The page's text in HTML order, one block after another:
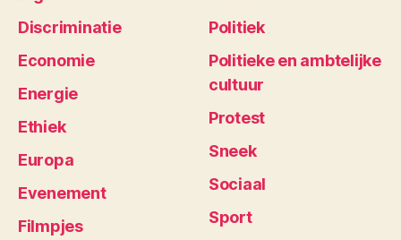
Discriminatie
Economie
Energie
Ethiek
Europa
Evenement
Filmpjes
Politiek
Politieke en ambtelijke
cultuur
Protest
Sneek
Sociaal
Sport